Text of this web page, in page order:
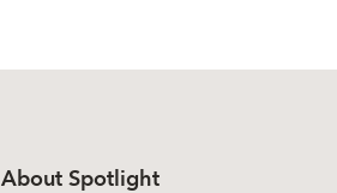
About Spotlight